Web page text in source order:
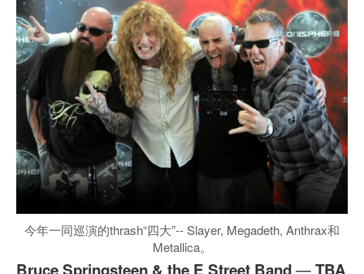
今年一同巡演的thrash“四大”-- Slayer, Megadeth, Anthrax和
Metallica。
—